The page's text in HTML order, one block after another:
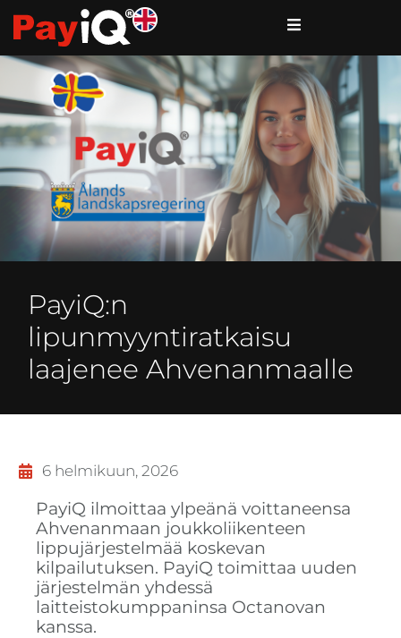
PayiQ:n
lipunmyyntiratkaisu
laajenee Ahvenanmaalle
6 helmikuun, 2026
PayiQ ilmoittaa ylpeänä voittaneensa
Ahvenanmaan joukkoliikenteen
lippujärjestelmää koskevan
kilpailutuksen. PayiQ toimittaa uuden
järjestelmän yhdessä
laitteistokumppaninsa Octanovan
kanssa.